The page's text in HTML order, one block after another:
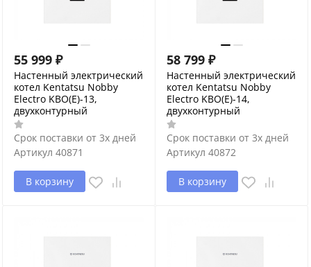
55 999 ₽
Настенный электрический
котел Kentatsu Nobby
Electro KBO(E)-13,
двухконтурный
Срок поставки от 3х дней
Артикул 40871
В корзину
58 799 ₽
Настенный электрический
котел Kentatsu Nobby
Electro KBO(E)-14,
двухконтурный
Срок поставки от 3х дней
Артикул 40872
В корзину